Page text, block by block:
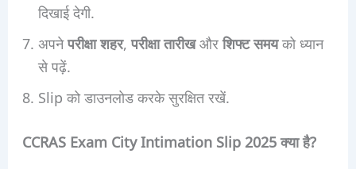
दिखाई देगी.
अपनेपरीक्षा शहर,परीक्षा तारीखऔरशिफ्ट समयको ध्यान
से पढ़ें.
Slip को डाउनलोड करके सुरक्षित रखें.
CCRAS Exam City Intimation Slip 2025 क्या है?